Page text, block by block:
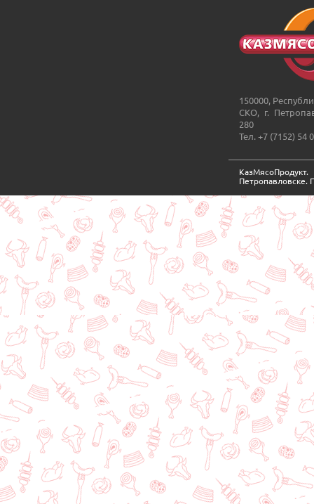
150000,
СКО, г.
280
Тел. +7 (7152) 54
Петропавловске.